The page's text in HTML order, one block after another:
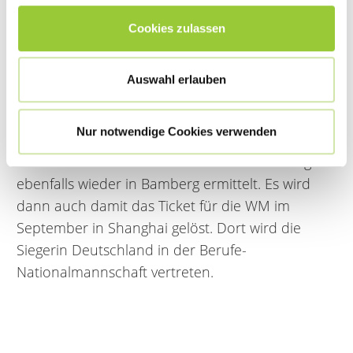
Cookies zulassen
Auswahl erlauben
Nur notwendige Cookies verwenden
Ergebnis war schließlich die Nominierung von
fünf neuen Teilnehmerinnen für die
Nationalmannschaft. Erfreulicherweise findet sich
darunter auch eine
Sozialstiftung Bamberg - Frau Karg. Im Juni
wird dann die Deutsche Meisterin in der Pflege
ebenfalls wieder in Bamberg ermittelt. Es wird
dann auch damit das Ticket für die WM im
September in Shanghai gelöst. Dort wird die
Siegerin Deutschland in der Berufe-
Nationalmannschaft vertreten.